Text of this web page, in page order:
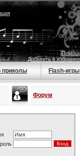
Добавить в
приколы Flash-игры
Форум